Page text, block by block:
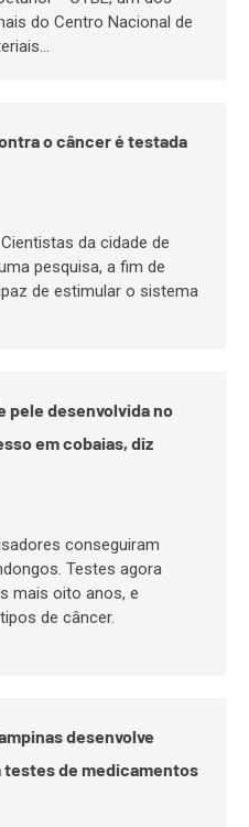
do Centro Nacional de
o câncer é testada
da cidade de
pesquisa, a fim de
de estimular o sistema
pele desenvolvida no
em cobaias, diz
conseguiram
Testes agora
mais oito anos, e
de câncer.
desenvolve
testes de medicamentos